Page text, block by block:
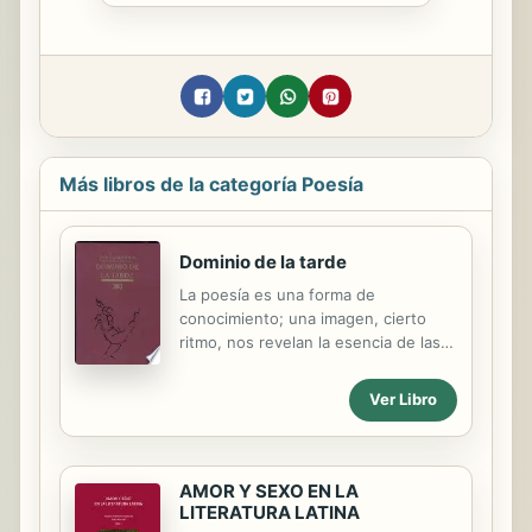
Más libros de la categoría Poesía
Dominio de la tarde
La poesía es una forma de
conocimiento; una imagen, cierto
ritmo, nos revelan la esencia de las
intensa que un complejo sistema
filosófico. Conocimiento intuitivo,
supra racional, de índole distinta al
menos cierto; podrán caer en
desuso determinadas teorías para
Ver Libro
AMOR Y SEXO EN LA
LITERATURA LATINA